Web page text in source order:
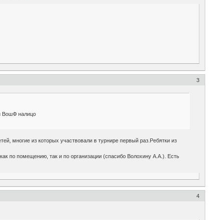
3
ВошФ налицо
многие из которых участвовали в турнире первый раз.Ребятки из
по помещению, так и по организации (спасибо Волохину А.А.). Есть
4